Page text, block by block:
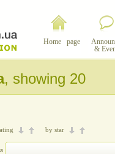
Home page
&
, showing 20
by star